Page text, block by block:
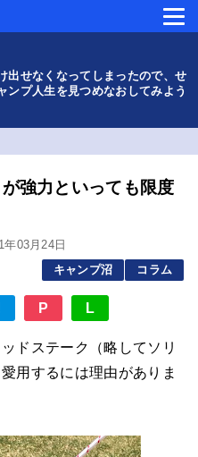
出せなくなってしまったので、せ
ンプ人生を見つめなおしてみよう
強力といっても限度
03月24日
キャンプ沼
コラム
P L
ドステーク（略してソリ
用するには理由がありま